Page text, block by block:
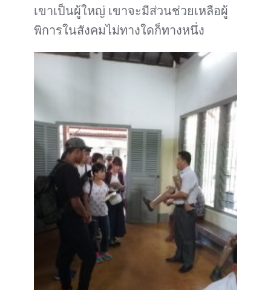
เขาเป็นผู้ใหญ่ เขาจะมีส่วนช่วยเหลือผู้
พิการในสังคมไม่ทางใดก็ทางหนึ่ง